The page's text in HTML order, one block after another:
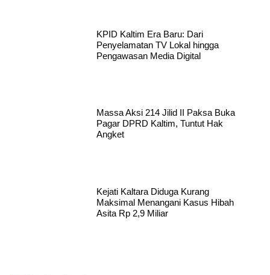
KPID Kaltim Era Baru: Dari
Penyelamatan TV Lokal hingga
Pengawasan Media Digital
Massa Aksi 214 Jilid II Paksa Buka
Pagar DPRD Kaltim, Tuntut Hak
Angket
Kejati Kaltara Diduga Kurang
Maksimal Menangani Kasus Hibah
Asita Rp 2,9 Miliar